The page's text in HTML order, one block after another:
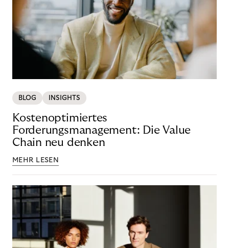
BLOG INSIGHTS
Kostenoptimiertes
Forderungsmanagement: Die Value
Chain neu denken
MEHR LESEN